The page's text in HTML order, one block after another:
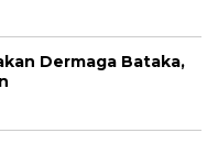
Dermaga Bataka,